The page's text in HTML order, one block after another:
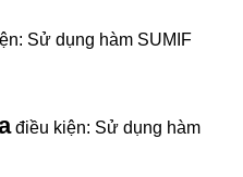
Sử dụng hàm SUMIF
điều kiện: Sử dụng hàm